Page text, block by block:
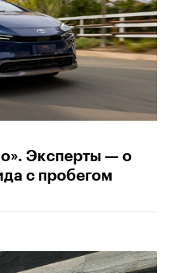
Эксперты — о
с пробегом